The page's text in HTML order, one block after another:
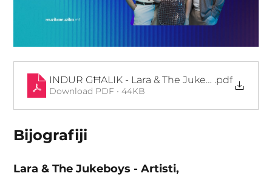
INDUR GĦALIK - Lara & The Jukeboys
.pdf
Download PDF • 44KB
Bijografiji
Lara & The Jukeboys - Artisti,